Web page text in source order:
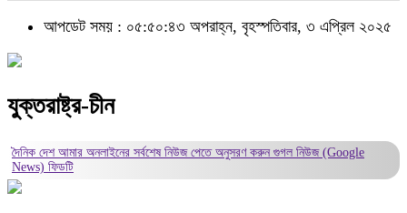
আপডেট সময় : ০৫:৫০:৪৩ অপরাহ্ন, বৃহস্পতিবার, ৩ এপ্রিল ২০২৫
যুক্তরাষ্ট্র-চীন
দৈনিক দেশ আমার অনলাইনের সর্বশেষ নিউজ পেতে অনুসরণ করুন গুগল নিউজ (Google
News) ফিডটি